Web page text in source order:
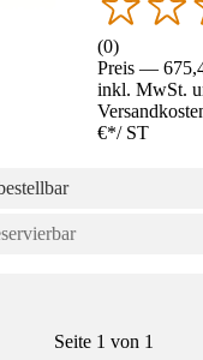
(0)
Preis —
inkl. MwSt.
€*/ ST
Seite 1 von 1